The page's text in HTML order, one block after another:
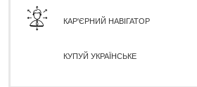
КАР'ЄРНИЙ НАВІГАТОР
КУПУЙ УКРАЇНСЬКЕ